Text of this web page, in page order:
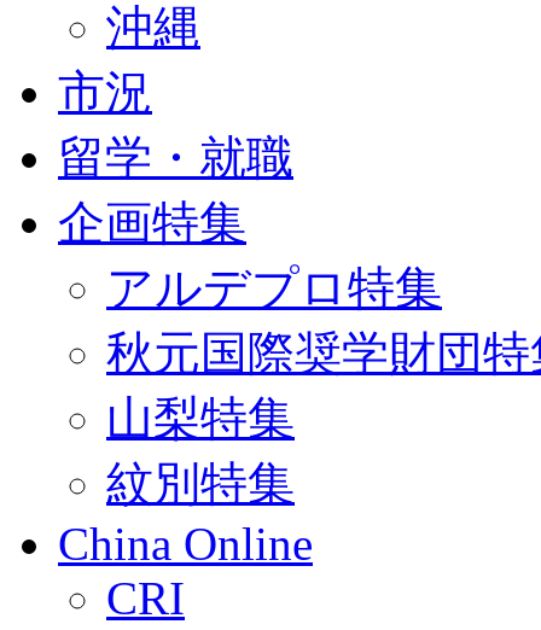
沖縄
市況
留学・就職
企画特集
アルデプロ特集
秋元国際奨学財団特
山梨特集
紋別特集
China Online
CRI